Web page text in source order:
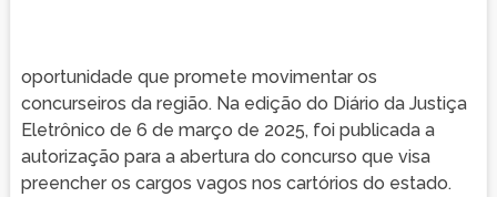
oportunidade que promete movimentar os
concurseiros da região. Na edição do Diário da Justiça
Eletrônico de 6 de março de 2025, foi publicada a
autorização para a abertura do concurso que visa
preencher os cargos vagos nos cartórios do estado.